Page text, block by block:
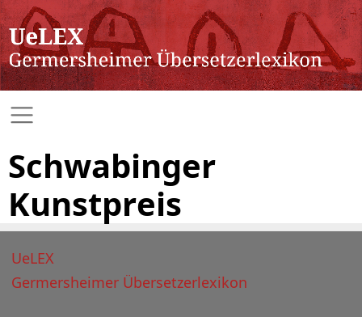
Schwabinger
Kunstpreis
UeLEX
Germersheimer Übersetzerlexikon